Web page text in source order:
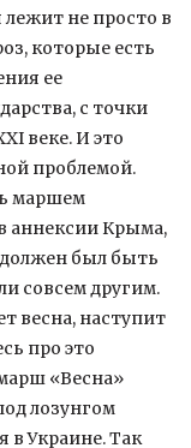
лежит не просто в
которые есть
ее
с точки
веке. И это
проблемой.
маршем
аннексии Крыма,
был быть
совсем другим.
весна, наступит
про это
«Весна»
лозунгом
в Украине. Так